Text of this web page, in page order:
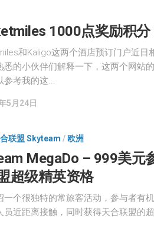
1000点奖励积
和Kaligo这两个酒店预订门户近日
悉的小伙伴们解释一下，这两个网站
参考我的这...
5月24日
联盟 Skyteam / 欧洲
MegaDo – 999美元
超级精英资格
一个很独特的常旅客活动，参与者有
员近距离接触，同时获得天合联盟的